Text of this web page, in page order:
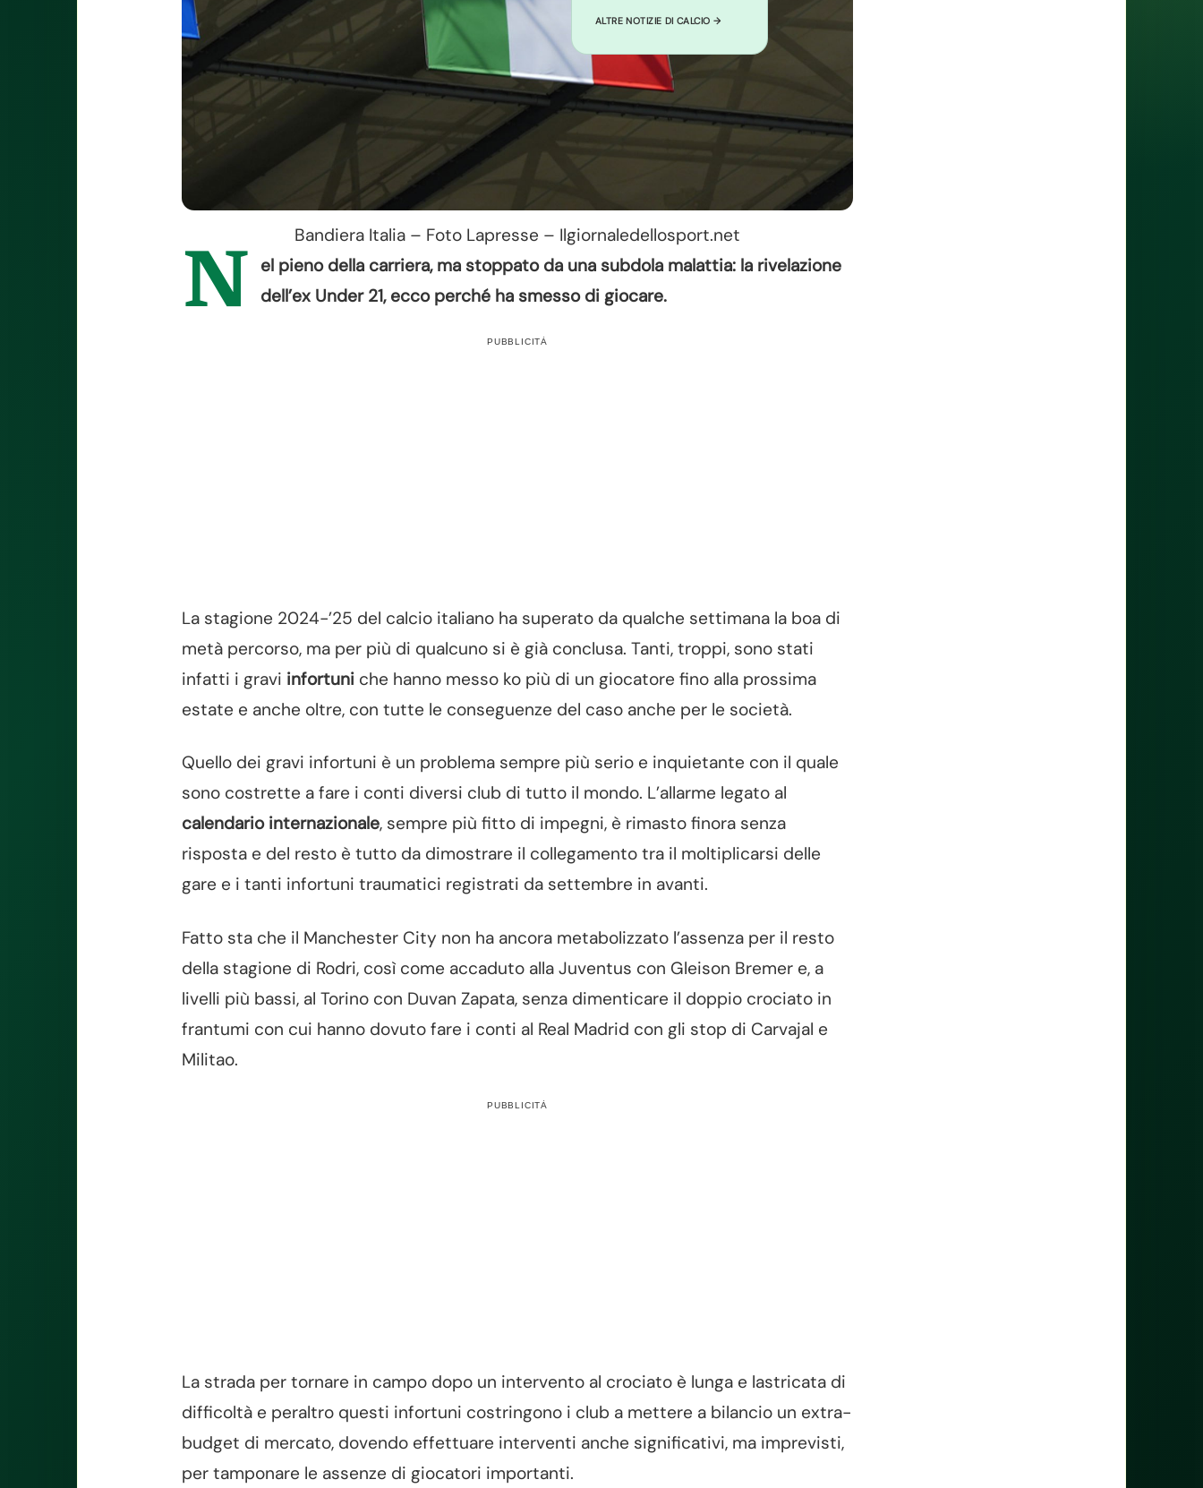
Bandiera Italia – Foto Lapresse – Ilgiornaledellosport.net
N
el pieno della carriera, ma stoppato da una subdola malattia: la rivelazione
dell’ex Under 21, ecco perché ha smesso di giocare.
PUBBLICITÀ
La stagione 2024-’25 del calcio italiano ha superato da qualche settimana la boa di
metà percorso, ma per più di qualcuno si è già conclusa. Tanti, troppi, sono stati
infatti i gravi infortuni che hanno messo ko più di un giocatore fino alla prossima
estate e anche oltre, con tutte le conseguenze del caso anche per le società.
Quello dei gravi infortuni è un problema sempre più serio e inquietante con il quale
sono costrette a fare i conti diversi club di tutto il mondo. L’allarme legato al
calendario internazionale, sempre più fitto di impegni, è rimasto finora senza
risposta e del resto è tutto da dimostrare il collegamento tra il moltiplicarsi delle
gare e i tanti infortuni traumatici registrati da settembre in avanti.
Fatto sta che il Manchester City non ha ancora metabolizzato l’assenza per il resto
della stagione di Rodri, così come accaduto alla Juventus con Gleison Bremer e, a
livelli più bassi, al Torino con Duvan Zapata, senza dimenticare il doppio crociato in
frantumi con cui hanno dovuto fare i conti al Real Madrid con gli stop di Carvajal e
Militao.
PUBBLICITÀ
La strada per tornare in campo dopo un intervento al crociato è lunga e lastricata di
difficoltà e peraltro questi infortuni costringono i club a mettere a bilancio un extra-
budget di mercato, dovendo effettuare interventi anche significativi, ma imprevisti,
per tamponare le assenze di giocatori importanti.
ALTRE NOTIZIE DI CALCIO →